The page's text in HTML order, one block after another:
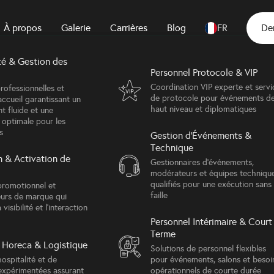
Événements sociaux
événements de prestige conçus
pour l'atmosphère et l'expérience
des invités
Événements à Grande Échelle
Salons, expositions et événements à
grande échelle avec un contrôle
opérationnel complet sur site
Événements d'hospitalité
Voyages incentive sur mesure et
récompensent, inspirent et
connectent
& Gestion des
et
garantissant un
fluide et une
pour les
& Activation de
et
de marque qui
visibilité et l'interaction
Horeca & Logistique
et de
assurant
Personnel Protocole & VIP
Coordination VIP experte et
de protocole pour événements
haut niveau et diplomatiques
Gestion d'Événements &
Technique
Gestionnaires d'événements,
modérateurs et équipes
qualifiés pour une exécution sans
faille
Personnel Intérimaire & Court
Terme
Solutions de personnel flexibles
pour événements, salons et
opérationnels de courte durée
À propos Galerie Carrières Blog FR
des arrivées
délégué, en tout temps
le matériel) au bon endroit, au bon moment, est
Events propose des solutions de transport
alliant le style VIP d’un chauffeur à l’échelle
d’un PDG à bord d’une Mercedes EQS ou de
l’aéroport, l’hôtel et le centre de congrès, nous
les plans de contingence, pour que vous puissiez
que sur la logistique.